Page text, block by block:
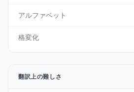
アルファベット
格変化
翻訳上の難しさ